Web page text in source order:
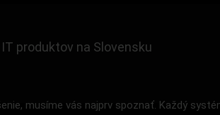
produktov na Slovensku
musíme vás najprv spoznať. Každý